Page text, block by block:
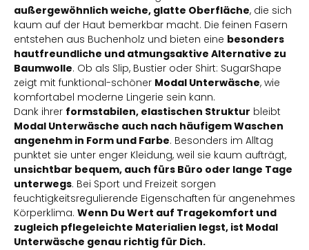
außergewöhnlich weiche, glatte Oberfläche, die sich
kaum auf der Haut bemerkbar macht. Die feinen Fasern
entstehen aus Buchenholz und bieten eine besonders
hautfreundliche und atmungsaktive Alternative zu
Baumwolle. Ob als Slip, Bustier oder Shirt: SugarShape
zeigt mit funktional-schöner Modal Unterwäsche, wie
komfortabel moderne Lingerie sein kann.
Dank ihrer formstabilen, elastischen Struktur bleibt
Modal Unterwäsche auch nach häufigem Waschen
angenehm in Form und Farbe. Besonders im Alltag
punktet sie unter enger Kleidung, weil sie kaum aufträgt,
unsichtbar bequem, auch fürs Büro oder lange Tage
unterwegs. Bei Sport und Freizeit sorgen
feuchtigkeitsregulierende Eigenschaften für angenehmes
Körperklima. Wenn Du Wert auf Tragekomfort und
zugleich pflegeleichte Materialien legst, ist Modal
Unterwäsche genau richtig für Dich.